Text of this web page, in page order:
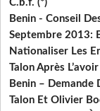
C.b.f. (*)
Benin - Conseil
Septembre 2013:
Nationaliser Les
Talon Après
Benin – Demande
Talon Et Olivier